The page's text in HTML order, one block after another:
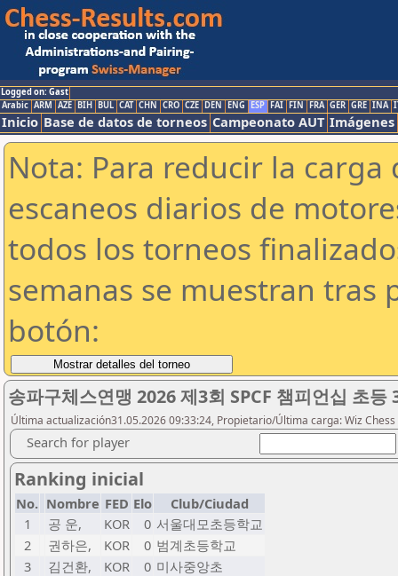
Logged on: Gast
Arabic ARM AZE BIH BUL CAT CHN CRO CZE DEN ENG ESP FAI FIN FRA GER GRE INA
Inicio Base de datos de torneos Campeonato AUT Imágenes
Nota: Para reducir la
escaneos diarios de
todos los torneos
semanas se muestran tras
botón:
송파구체스연맹 2026 제3회 SPCF 챔피언십 초등
Última actualización31.05.2026 09:33:24, Propietario/Última carga: Wiz
Search for player
Ranking inicial
No. Nombre FED Elo
Club/Ciudad
1
공 운, KOR 0 서울대모초등학교
2
권하은, KOR 0 범계초등학교
3
김건환, KOR 0 미사중앙초